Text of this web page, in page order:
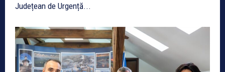
Județean de Urgență...